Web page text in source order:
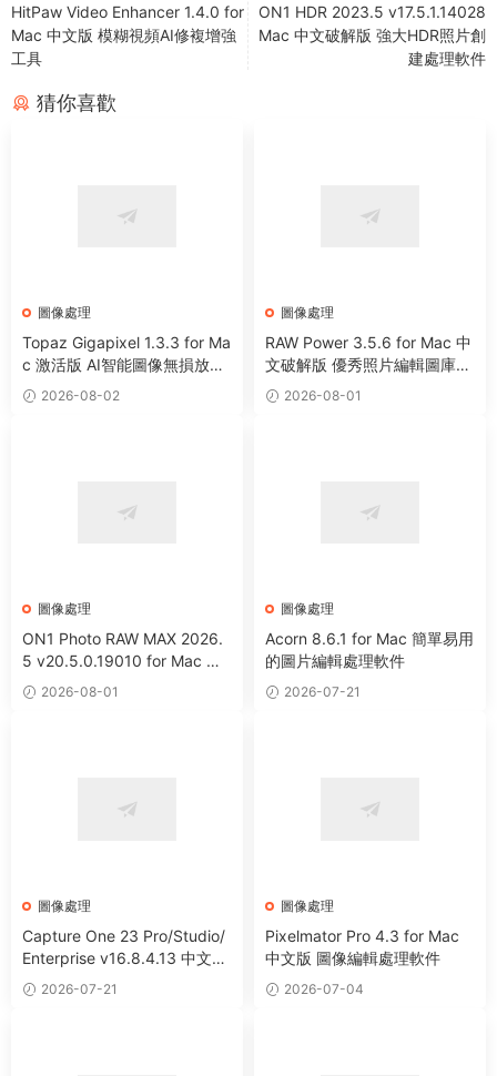
HitPaw Video Enhancer 1.4.0 for
Mac 中文版 模糊視頻AI修複增強
工具
ON1 HDR 2023.5 v17.5.1.14028
Mac 中文破解版 強大HDR照片創
建處理軟件
猜你喜歡
圖像處理
Topaz Gigapixel 1.3.3 for Ma
c 激活版 AI智能圖像無損放大
工具2026-08-02
圖像處理
RAW Power 3.5.6 for Mac 中
文破解版 優秀照片編輯圖庫管
理工具
2026-08-01
圖像處理
ON1 Photo RAW MAX 2026.
5 v20.5.0.19010 for Mac 中
文版 強大HDR照片創建處理軟
件
2026-08-01
圖像處理
Acorn 8.6.1 for Mac 簡單易用
的圖片編輯處理軟件
2026-07-21
圖像處理
Capture One 23 Pro/Studio/
Enterprise v16.8.4.13 中文破
解版 RAW文件轉換圖像編輯軟
件
2026-07-21
圖像處理
Pixelmator Pro 4.3 for Mac
中文版 圖像編輯處理軟件
2026-07-04